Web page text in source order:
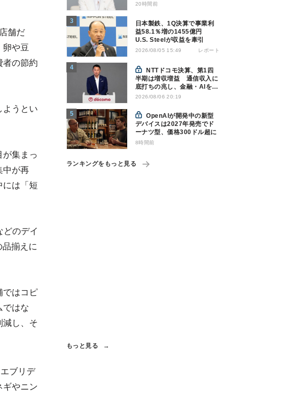
舗だ
卵や豆
者の節約
うとい
集まっ
中が再
には「短
のデイ
品揃えに
ではコピ
ではな
減し、そ
ブリデ
ギやニン
20時間前
日本製鉄、1Q決算で事業利
益58.1％増の1455億円
U.S. Steelが収益を牽引
2026/08/05 15:49 レポート
半期は増収増益 通信収入に
底打ちの兆し、金融・AIを強
化
2026/08/06 20:19
OpenAIが開発中の新型
デバイスは2027年発売でド
ーナツ型、価格300ドル超に
8時間前
ランキングをもっと見る
もっと見る